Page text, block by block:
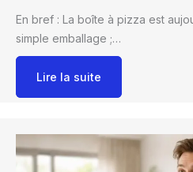
En bref : La boîte à pizza est
simple emballage ;…
Lire la suite